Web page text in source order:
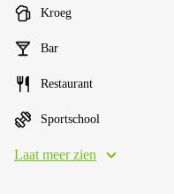
Kroeg
Bar
Restaurant
Sportschool
Laat meer zien